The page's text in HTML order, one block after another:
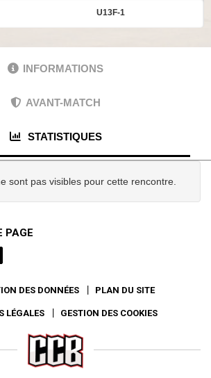
U13F-1
INFORMATIONS
AVANT-MATCH
STATISTIQUES
sont pas visibles pour cette rencontre.
PAGE
DES DONNÉES PLAN DU SITE
LÉGALES GESTION DES COOKIES